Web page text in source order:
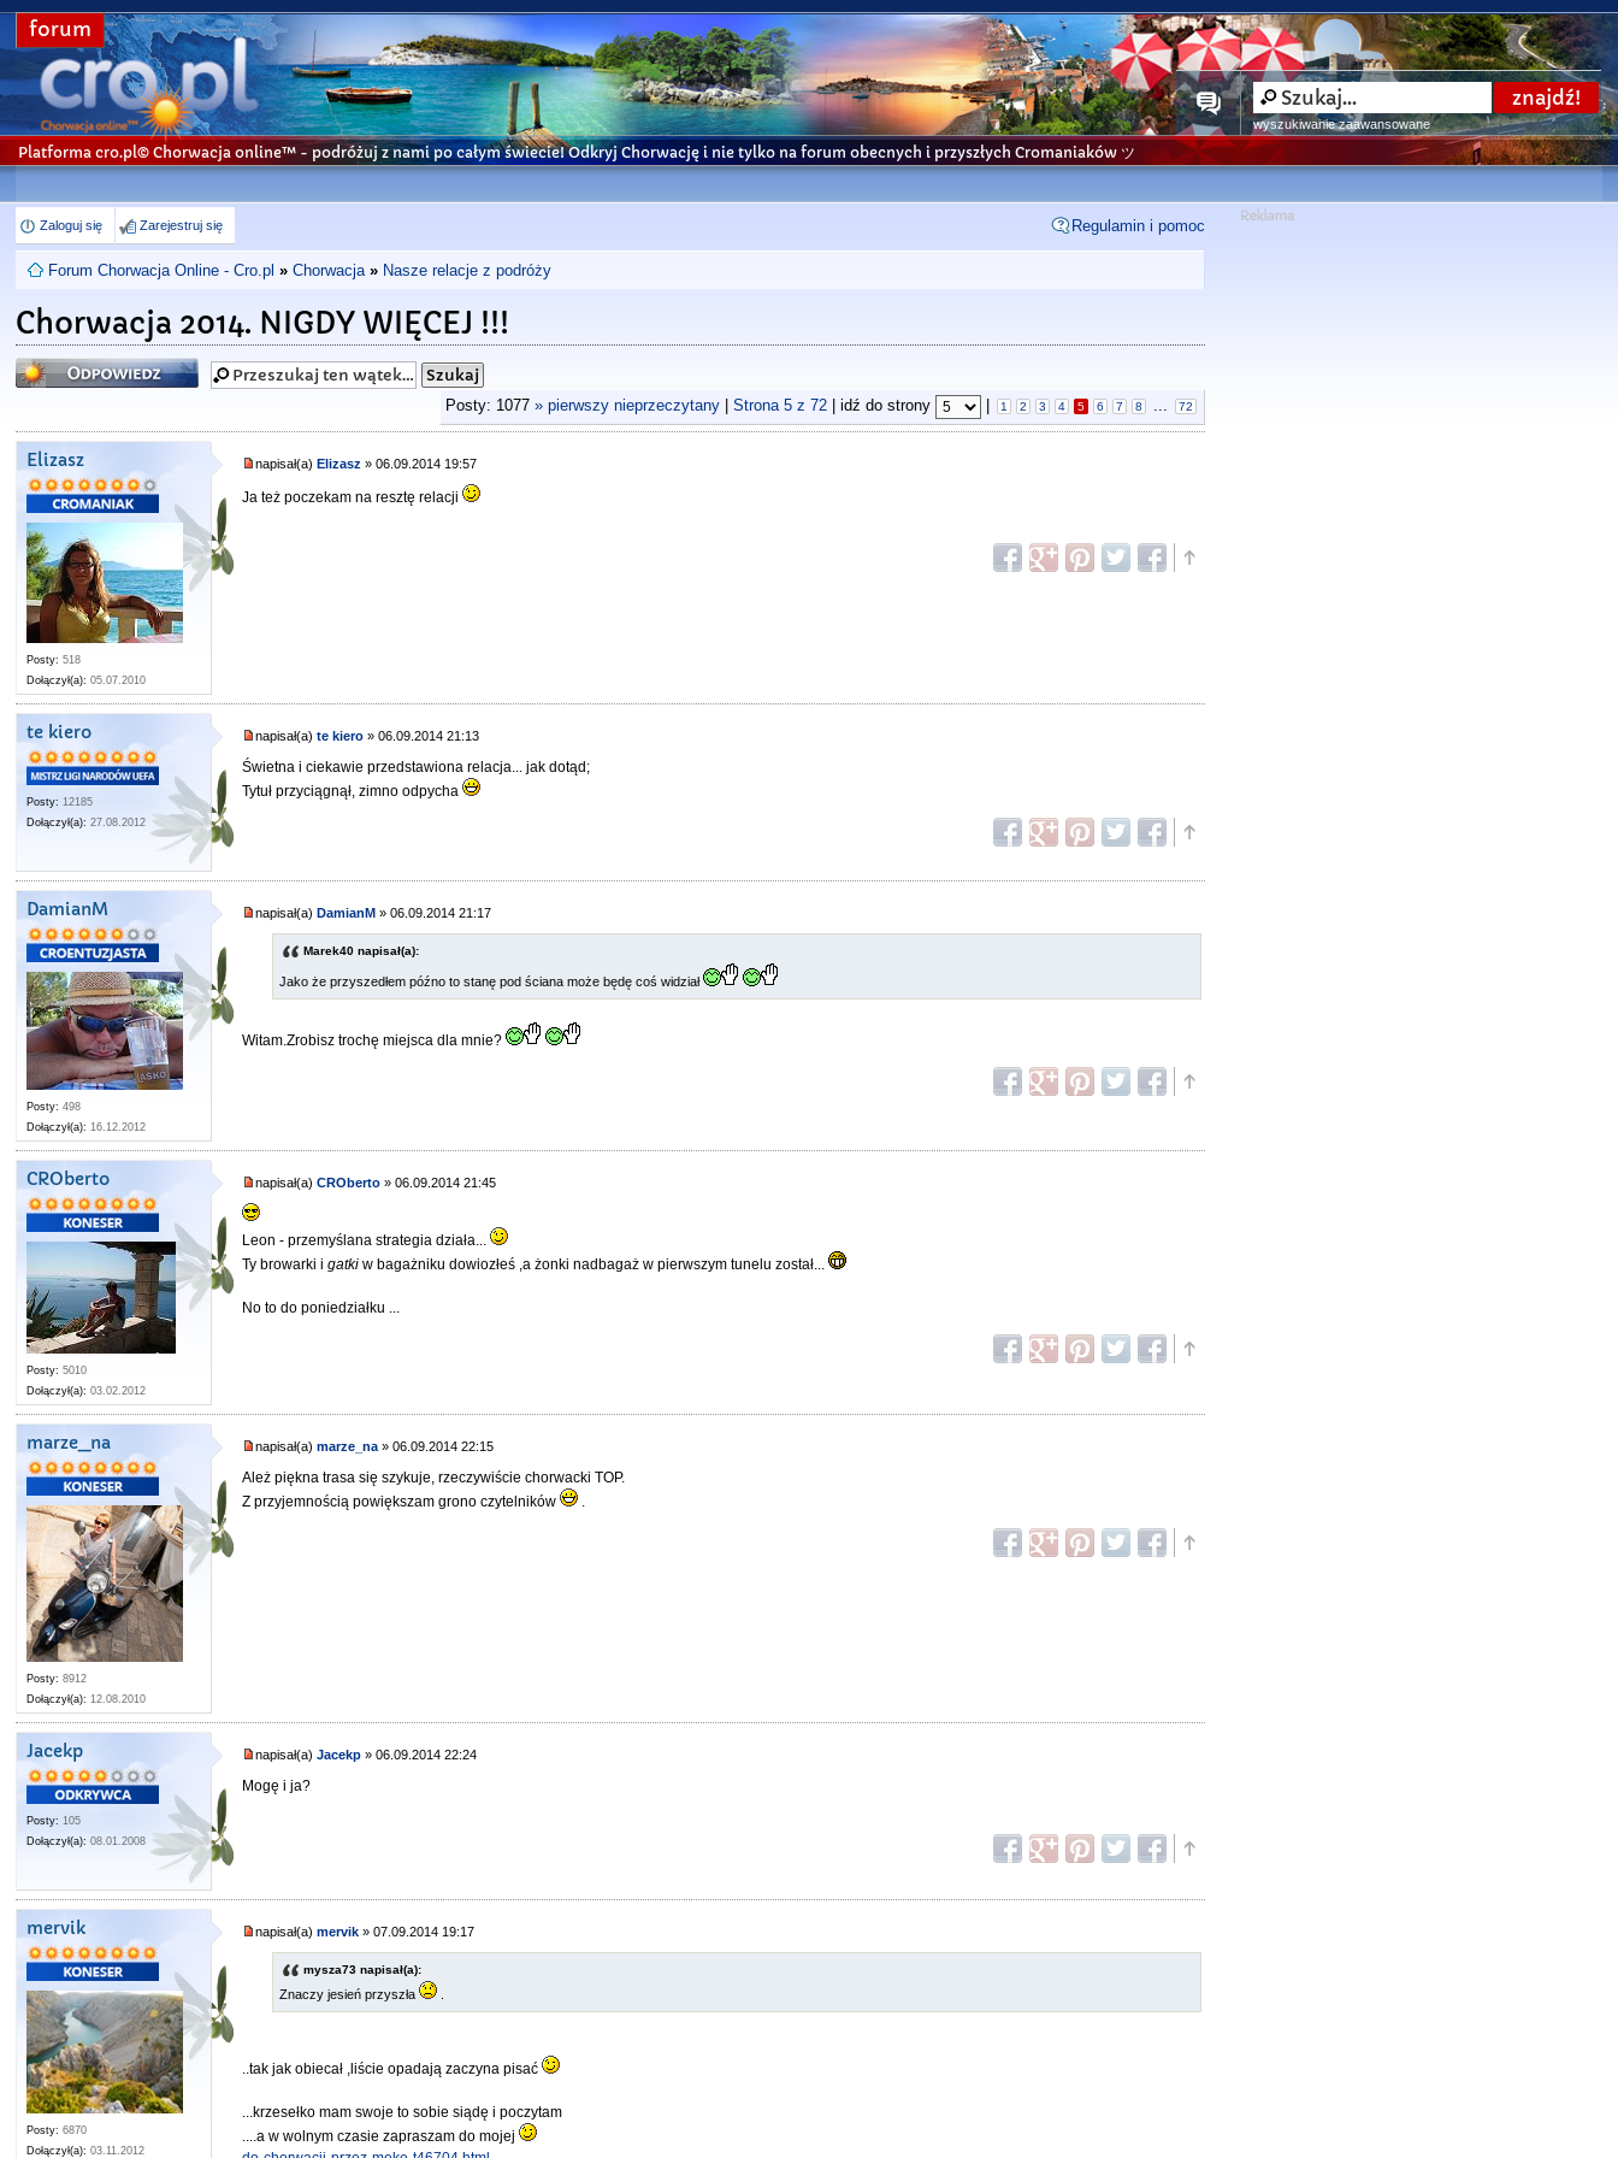
forum
wyszukiwanie zaawansowane
Platforma cro.pl© Chorwacja online™ - podróżuj z nami po całym świecie! Odkryj Chorwację i nie tylko na forum obecnych i przyszłych Cromaniaków ツ
Zaloguj się Zarejestruj się Regulamin i pomoc
Forum Chorwacja Online - Cro.pl » Chorwacja » Nasze relacje z podróży
Chorwacja 2014. NIGDY WIĘCEJ !!!
Odpowiedz
Posty: 1077 » pierwszy nieprzeczytany| Strona 5z 72| idź do strony 1 2 3 4 5 6 7 8 ... 72
Elizasz
Posty: 518
Dołączył(a): 05.07.2010
napisał(a)Elizasz » 06.09.2014 19:57
Ja też poczekam na resztę relacji
te kiero
Posty: 12185
Dołączył(a): 27.08.2012
napisał(a)te kiero » 06.09.2014 21:13
Świetna i ciekawie przedstawiona relacja... jak dotąd;
Tytuł przyciągnął, zimno odpycha
DamianM
Posty: 498
Dołączył(a): 16.12.2012
napisał(a)DamianM » 06.09.2014 21:17
Marek40 napisał(a):
Jako że przyszedłem późno to stanę pod ściana może będę coś widział
Witam.Zrobisz trochę miejsca dla mnie?
CROberto
Posty: 5010
Dołączył(a): 03.02.2012
napisał(a)CROberto » 06.09.2014 21:45
Leon - przemyślana strategia działa...
Ty browarki igatki w bagażniku dowiozłeś ,a żonki nadbagaż w pierwszym tunelu został...
No to do poniedziałku ...
marze_na
Posty: 8912
Dołączył(a): 12.08.2010
napisał(a)marze_na » 06.09.2014 22:15
Ależ piękna trasa się szykuje, rzeczywiście chorwacki TOP.
Z przyjemnością powiększam grono czytelników
.
Jacekp
Posty: 105
Dołączył(a): 08.01.2008
napisał(a)Jacekp » 06.09.2014 22:24
Mogę i ja?
mervik
Posty: 6870
Dołączył(a): 03.11.2012
napisał(a)mervik » 07.09.2014 19:17
mysza73 napisał(a):
Znaczy jesień przyszła .
..tak jak obiecał ,liście opadają zaczyna pisać
...krzesełko mam swoje to sobie siądę i poczytam
....a w wolnym czasie zapraszam do mojej